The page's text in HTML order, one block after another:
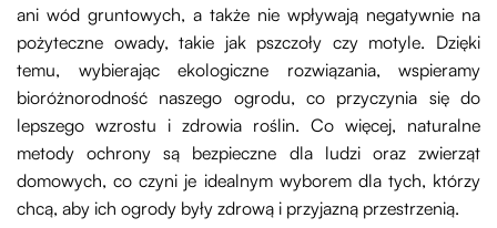
ani wód gruntowych, a także nie wpływają negatywnie na
pożyteczne owady, takie jak pszczoły czy motyle. Dzięki
temu, wybierając ekologiczne rozwiązania, wspieramy
bioróżnorodność naszego ogrodu, co przyczynia się do
lepszego wzrostu i zdrowia roślin. Co więcej, naturalne
metody ochrony są bezpieczne dla ludzi oraz zwierząt
domowych, co czyni je idealnym wyborem dla tych, którzy
chcą, aby ich ogrody były zdrową i przyjazną przestrzenią.